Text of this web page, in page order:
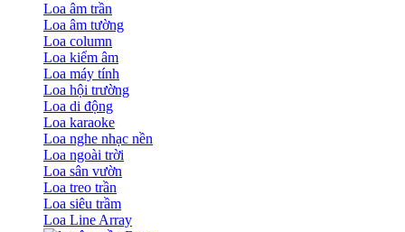
Loa âm trần
Loa âm tường
Loa column
Loa kiểm âm
Loa máy tính
Loa hội trường
Loa di động
Loa karaoke
Loa nghe nhạc nền
Loa ngoài trời
Loa sân vườn
Loa treo trần
Loa siêu trầm
Loa Line Array